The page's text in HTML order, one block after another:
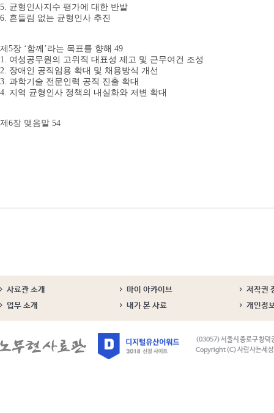
5. 균형인사지수 평가에 대한 반발
6. 흔들림 없는 균형인사 추진
제5장 ‘함께’라는 목표를 향해 49
1. 여성공무원의 고위직 대표성 제고 및 근무여건 조성
2. 장애인 공직임용 확대 및 채용방식 개선
3. 과학기술 전문인력 공직 진출 확대
4. 지역 균형인사 정책의 내실화와 저변 확대
제6장 맺음말 54
사료관 소개 마이 아카이브
저작권
업무 소개
내가 본 사료 개인정
(03057) 서울시 종로구 창덕
Copyright (C) 사람사는세